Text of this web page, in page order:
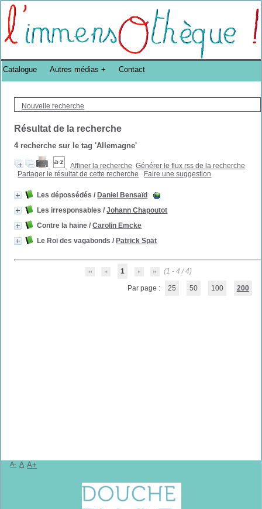
Bibliothèque DoucheFLUX Bibliotheek -->
Nouvelle recherche
Résultat de la recherche
4recherche sur le tag'Allemagne'
Affiner la recherche Générer le flux rss de la recherche
Partager le résultat de cette recherche
Faire une suggestion
Les dépossédés / Daniel Bensaïd
Les irresponsables /Johann Chapoutot
Contre la haine /Carolin Emcke
Le Roi des vagabonds / Patrick Spät
1 (1 - 4 / 4)
Par page : 25 50 100 200
Catalogue Autres médias Contact
A- A A+